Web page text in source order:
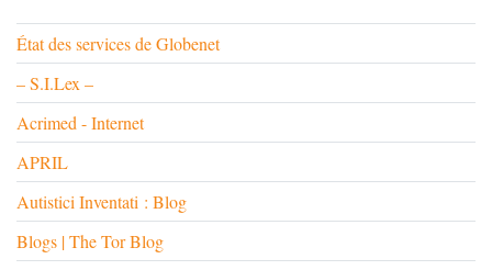
État des services de Globenet
– S.I.Lex –
Acrimed - Internet
APRIL
Autistici Inventati : Blog
Blogs | The Tor Blog